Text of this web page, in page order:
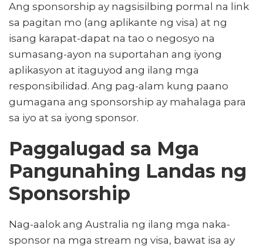
Ang sponsorship ay nagsisilbing pormal na link
sa pagitan mo (ang aplikante ng visa) at ng
isang karapat-dapat na tao o negosyo na
sumasang-ayon na suportahan ang iyong
aplikasyon at itaguyod ang ilang mga
responsibilidad. Ang pag-alam kung paano
gumagana ang sponsorship ay mahalaga para
sa iyo at sa iyong sponsor.
Paggalugad sa Mga
Pangunahing Landas ng
Sponsorship
Nag-aalok ang Australia ng ilang mga naka-
sponsor na mga stream ng visa, bawat isa ay